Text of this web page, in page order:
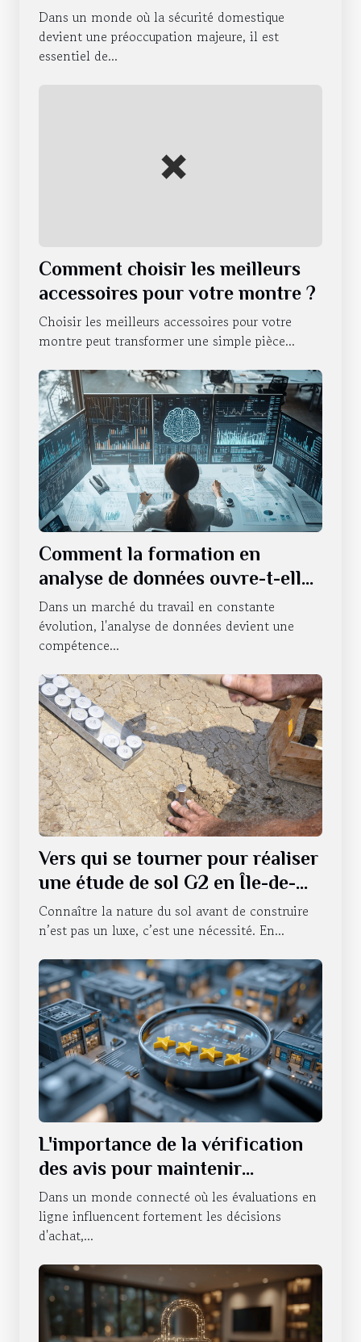
domestique ?
Dans un monde où la sécurité domestique
devient une préoccupation majeure, il est
essentiel de...
Comment choisir les meilleurs
accessoires pour votre montre ?
Choisir les meilleurs accessoires pour votre
montre peut transformer une simple pièce...
Comment la formation en
analyse de données ouvre-t-elle
les portes de l'emploi ?
Dans un marché du travail en constante
évolution, l'analyse de données devient une
compétence...
Vers qui se tourner pour réaliser
une étude de sol G2 en Île-de-
France ?
Connaître la nature du sol avant de construire
n’est pas un luxe, c’est une nécessité. En...
L'importance de la vérification
des avis pour maintenir
l'intégrité des évaluations en
ligne
Dans un monde connecté où les évaluations en
ligne influencent fortement les décisions
d'achat,...